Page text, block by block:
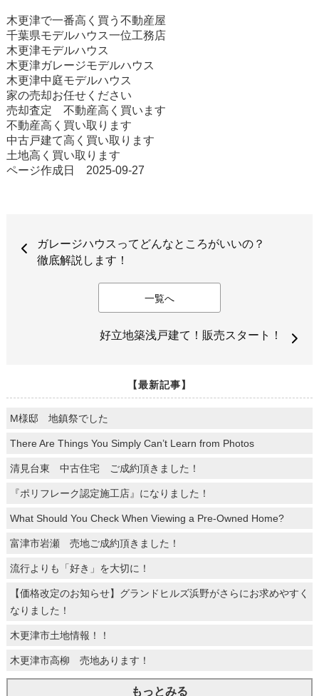
木更津で一番高く買う不動産屋
千葉県モデルハウス一位工務店
木更津モデルハウス
木更津ガレージモデルハウス
木更津中庭モデルハウス
家の売却お任せください
売却査定 不動産高く買います
不動産高く買い取ります
中古戸建て高く買い取ります
土地高く買い取ります
ページ作成日 2025-09-27
ガレージハウスってどんなところがいいの？
徹底解説します！
一覧へ
好立地築浅戸建て！販売スタート！
【最新記事】
M様邸 地鎮祭でした
There Are Things You Simply Can’t Learn from Photos
清見台東 中古住宅 ご成約頂きました！
『ポリフレーク認定施工店』になりました！
What Should You Check When Viewing a Pre-Owned Home?
富津市岩瀬 売地ご成約頂きました！
流行よりも「好き」を大切に！
【価格改定のお知らせ】グランドヒルズ浜野がさらにお求めやすく
なりました！
木更津市土地情報！！
木更津市高柳 売地あります！
もっとみる